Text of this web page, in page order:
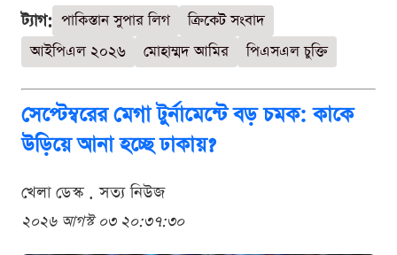
ট্যাগ: পাকিস্তান সুপার লিগ
ক্রিকেট সংবাদ
আইপিএল ২০২৬
মোহাম্মদ আমির পিএসএল চুক্তি
সেপ্টেম্বরের মেগা টুর্নামেন্টে বড় চমক: কাকে
উড়িয়ে আনা হচ্ছে ঢাকায়?
খেলা ডেস্ক . সত্য নিউজ
২০২৬ আগস্ট ০৩ ২০:৩৭:৩০